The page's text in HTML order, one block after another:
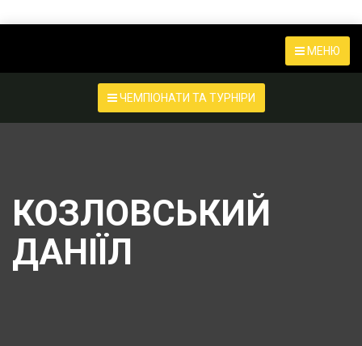
МЕНЮ
ЧЕМПІОНАТИ ТА ТУРНІРИ
КОЗЛОВСЬКИЙ
ДАНІЇЛ